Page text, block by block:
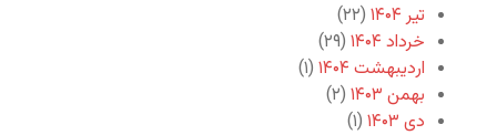
تیر ۱۴۰۴
(۲۲)
خرداد ۱۴۰۴
(۲۹)
اردیبهشت ۱۴۰۴
(۱)
بهمن ۱۴۰۳
(۲)
دی ۱۴۰۳
(۱)